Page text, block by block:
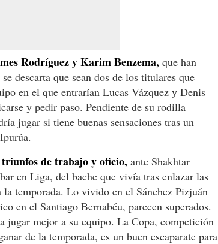
Rodríguez y Karim Benzema, que han
descarta que sean dos de los titulares que
en el que entrarían Lucas Vázquez y Denis
y pedir paso. Pendiente de su rodilla
jugar si tiene buenas sensaciones tras un
de trabajo y oficio, ante Shakhtar
en Liga, del bache que vivía tras enlazar las
la temporada. Lo vivido en el Sánchez Pizjuán
en el Santiago Bernabéu, parecen superados.
jugar mejor a su equipo. La Copa, competición
de la temporada, es un buen escaparate para